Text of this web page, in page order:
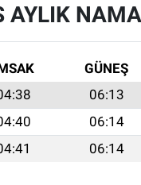
AYLIK
GÜNEŞ
06:13
06:14
06:14